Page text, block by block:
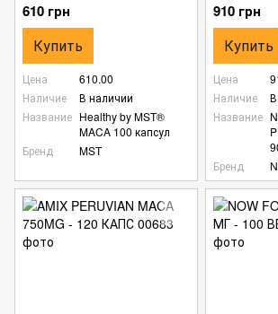
610 грн
Купить
Цена
610.00
Наличие
В наличии
Название Healthy by MST®
MACA 100 капсул
Бренд
MST
910 грн
Купить
Цена
Наличие
Название
Бренд